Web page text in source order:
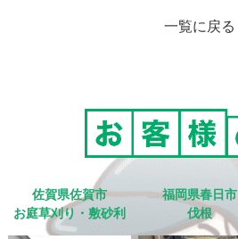
一覧に戻る
佐賀県佐賀市
お庭草刈り・敷砂利
福岡県春日市
伐根